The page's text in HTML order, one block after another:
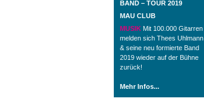
BAND – TOUR 2019
MAU CLUB
MUSIK Mit 100.000 Gitarren
melden sich Thees Uhlmann
& seine neu formierte Band
2019 wieder auf der Bühne
zurück!
Mehr Infos...